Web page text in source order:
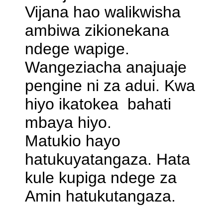
Vijana hao walikwisha
ambiwa zikionekana
ndege wapige.
Wangeziacha anajuaje
pengine ni za adui. Kwa
hiyo ikatokea bahati
mbaya hiyo.
Matukio hayo
hatukuyatangaza. Hata
kule kupiga ndege za
Amin hatukutangaza.